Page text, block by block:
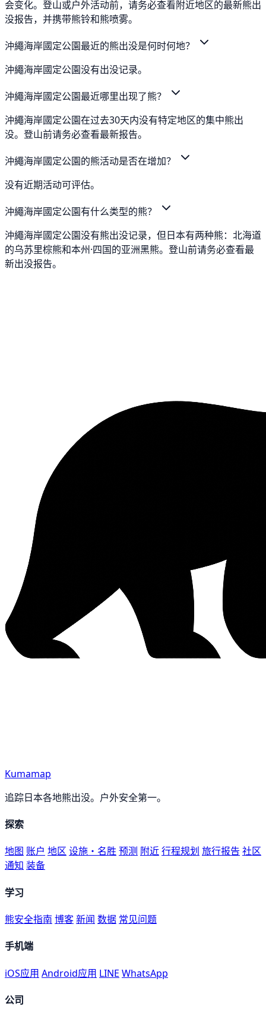
会变化。登山或户外活动前，请务必查看附近地区的最新熊出
没报告，并携带熊铃和熊喷雾。
沖繩海岸國定公園最近的熊出没是何时何地？
沖繩海岸國定公園没有出没记录。
沖繩海岸國定公園最近哪里出现了熊？
沖繩海岸國定公園在过去30天内没有特定地区的集中熊出
没。登山前请务必查看最新报告。
沖繩海岸國定公園的熊活动是否在增加？
没有近期活动可评估。
沖繩海岸國定公園有什么类型的熊？
沖繩海岸國定公園没有熊出没记录，但日本有两种熊：北海道
的乌苏里棕熊和本州·四国的亚洲黑熊。登山前请务必查看最
新出没报告。
Kumamap
追踪日本各地熊出没。户外安全第一。
探索
地图 账户 地区设施・名胜预测 附近行程规划 旅行报告 社区
通知 装备
学习
熊安全指南 博客新闻 数据 常见问题
手机端
iOS应用 Android应用 LINE WhatsApp
公司